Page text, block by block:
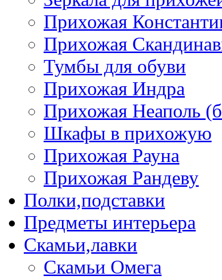
Прихожая
Прихожая
Тумбы для обуви
Прихожая Индра
Прихожая Неаполь
Шкафы в прихожую
Прихожая Рауна
Прихожая Рандеву
Полки,подставки
Предметы интерьера
Скамьи,лавки
Скамьи Омега